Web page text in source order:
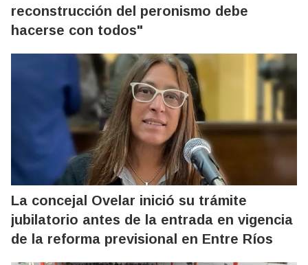
reconstrucción del peronismo debe
hacerse con todos"
La concejal Ovelar inició su trámite
jubilatorio antes de la entrada en vigencia
de la reforma previsional en Entre Ríos